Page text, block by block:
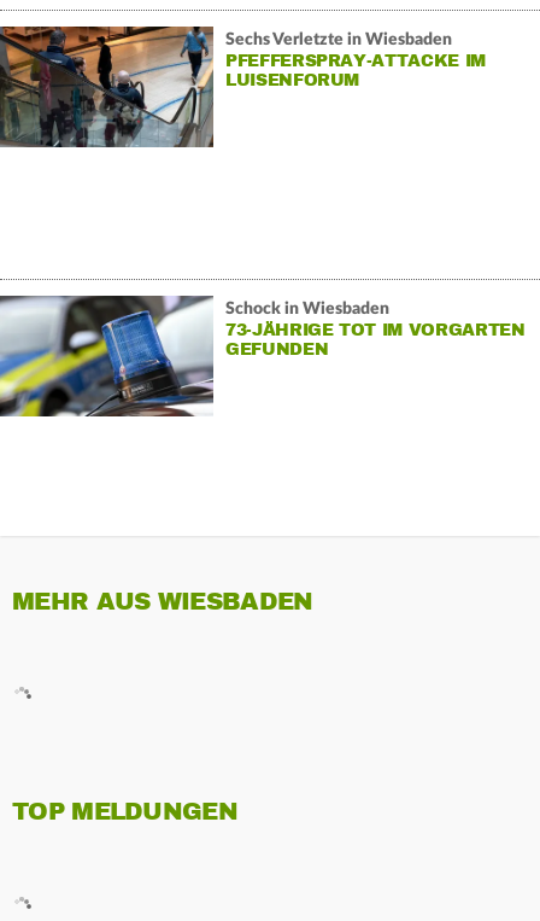
Sechs Verletzte in Wiesbaden
PFEFFERSPRAY-ATTACKE IM
LUISENFORUM
Schock in Wiesbaden
73-JÄHRIGE TOT IM VORGARTEN
GEFUNDEN
MEHR AUS WIESBADEN
TOP MELDUNGEN